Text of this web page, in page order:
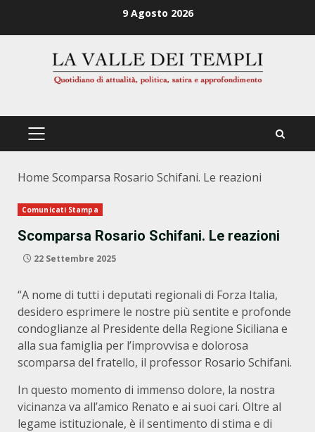
9 Agosto 2026
PRIMÄRES
Home Scomparsa Rosario Schifani. Le reazioni
Comunicati Stampa
Scomparsa Rosario Schifani. Le reazioni
22 Settembre 2025
“A nome di tutti i deputati regionali di Forza Italia,
desidero esprimere le nostre più sentite e profonde
condoglianze al Presidente della Regione Siciliana e
alla sua famiglia per l’improvvisa e dolorosa
scomparsa del fratello, il professor Rosario Schifani.
In questo momento di immenso dolore, la nostra
vicinanza va all’amico Renato e ai suoi cari. Oltre al
legame istituzionale, è il sentimento di stima e di